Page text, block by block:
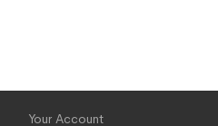
Your Account